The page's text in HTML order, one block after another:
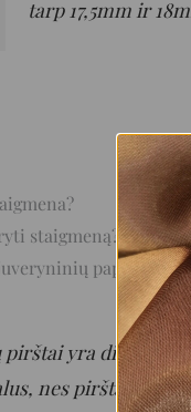
tarp 17,5mm ir
staigmeną?
papuošalų
pirštai yra didžiausi
nes pirštai gali